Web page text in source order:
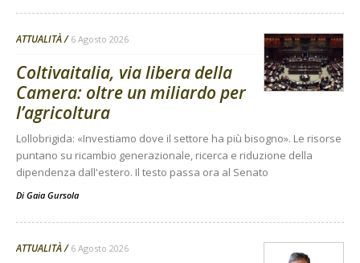
ATTUALITÀ 6 Agosto 2026
Coltivaitalia, via libera della
Camera: oltre un miliardo per
l’agricoltura
Lollobrigida: «Investiamo dove il settore ha più bisogno». Le risorse
puntano su ricambio generazionale, ricerca e riduzione della
dipendenza dall'estero. Il testo passa ora al Senato
Di Gaia Gursola
ATTUALITÀ 6 Agosto 2026